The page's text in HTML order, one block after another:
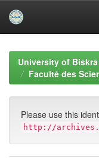
navigationUniversity of
Faculté des
Please use this
http://